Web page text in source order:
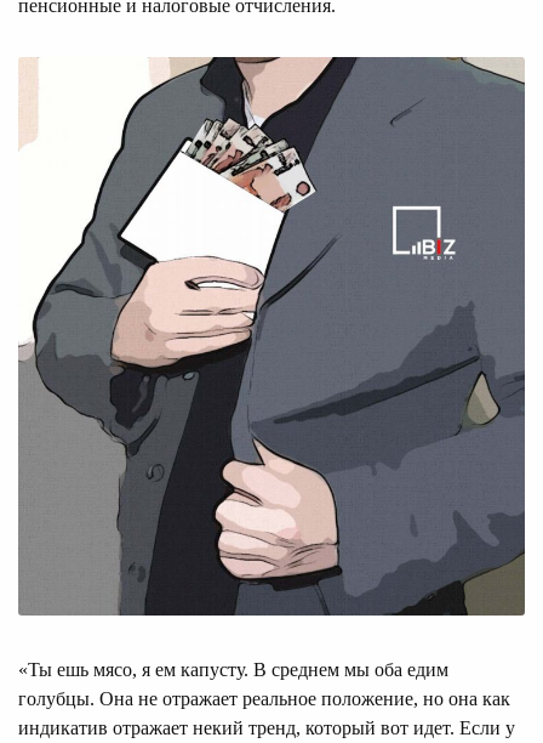
пенсионные и налоговые отчисления.
«Ты ешь мясо, я ем капусту. В среднем мы оба едим
голубцы. Она не отражает реальное положение, но она как
индикатив отражает некий тренд, который вот идет. Если у